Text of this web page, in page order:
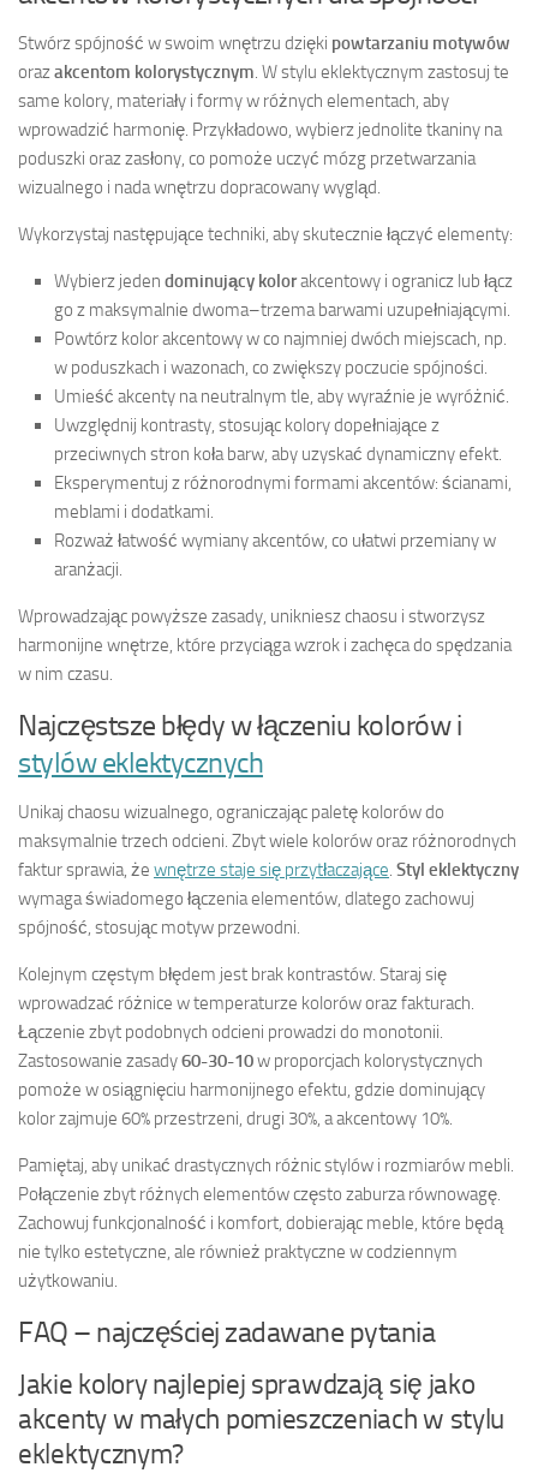
Stwórz spójność w swoim wnętrzu dzięki powtarzaniu motywów
orazakcentom kolorystycznym. W stylu eklektycznym zastosuj te
same kolory, materiały i formy w różnych elementach, aby
wprowadzić harmonię. Przykładowo, wybierz jednolite tkaniny na
poduszki oraz zasłony, co pomoże uczyć mózg przetwarzania
wizualnego i nada wnętrzu dopracowany wygląd.
Wykorzystaj następujące techniki, aby skutecznie łączyć elementy:
Wybierz jeden dominujący kolorakcentowy i ogranicz lub łącz
go z maksymalnie dwoma–trzema barwami uzupełniającymi.
Powtórz kolor akcentowy w co najmniej dwóch miejscach, np.
w poduszkach i wazonach, co zwiększy poczucie spójności.
Umieść akcenty na neutralnym tle, aby wyraźnie je wyróżnić.
Uwzględnij kontrasty, stosując kolory dopełniające z
przeciwnych stron koła barw, aby uzyskać dynamiczny efekt.
Eksperymentuj z różnorodnymi formami akcentów: ścianami,
meblami i dodatkami.
Rozważ łatwość wymiany akcentów, co ułatwi przemiany w
aranżacji.
Wprowadzając powyższe zasady, unikniesz chaosu i stworzysz
harmonijne wnętrze, które przyciąga wzrok i zachęca do spędzania
w nim czasu.
Najczęstsze błędy w łączeniu kolorów i
stylów eklektycznych
Unikaj chaosu wizualnego, ograniczając paletę kolorów do
maksymalnie trzech odcieni. Zbyt wiele kolorów oraz różnorodnych
faktur sprawia, że wnętrze staje się przytłaczające. Styl eklektyczny
wymaga świadomego łączenia elementów, dlatego zachowuj
spójność, stosując motyw przewodni.
Kolejnym częstym błędem jest brak kontrastów. Staraj się
wprowadzać różnice w temperaturze kolorów oraz fakturach.
Łączenie zbyt podobnych odcieni prowadzi do monotonii.
Zastosowanie zasady60-30-10w proporcjach kolorystycznych
pomoże w osiągnięciu harmonijnego efektu, gdzie dominujący
kolor zajmuje 60% przestrzeni, drugi 30%, a akcentowy 10%.
Pamiętaj, aby unikać drastycznych różnic stylów i rozmiarów mebli.
Połączenie zbyt różnych elementów często zaburza równowagę.
Zachowuj funkcjonalność i komfort, dobierając meble, które będą
nie tylko estetyczne, ale również praktyczne w codziennym
użytkowaniu.
FAQ – najczęściej zadawane pytania
Jakie kolory najlepiej sprawdzają się jako
akcenty w małych pomieszczeniach w stylu
eklektycznym?